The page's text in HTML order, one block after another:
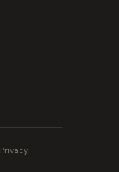
Privacy